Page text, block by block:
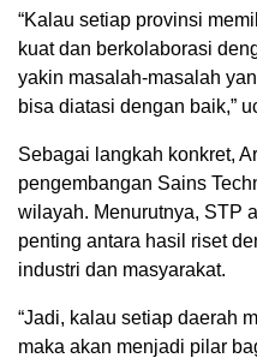
“Kalau setiap provinsi
kuat dan berkolaborasi
yakin masalah-masalah
bisa diatasi dengan baik,”
Sebagai langkah konkret,
pengembangan Sains
wilayah. Menurutnya, STP
penting antara hasil riset
industri dan masyarakat.
“Jadi, kalau setiap daerah
maka akan menjadi pilar